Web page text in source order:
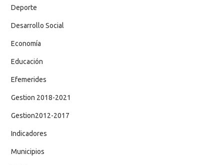
Deporte
Desarrollo Social
Economía
Educación
Efemerides
Gestion 2018-2021
Gestion2012-2017
Indicadores
Municipios